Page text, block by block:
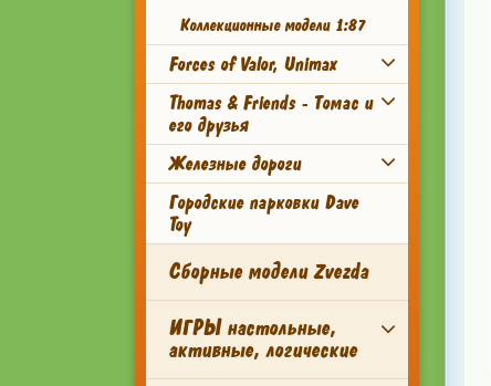
Коллекционные модели 1:87
Forces of Valor, Unimax
Thomas & Friends - Томас и
его друзья
Железные дороги
Городские парковки Dave
Toy
Сборные модели Zvezda
ИГРЫ настольные,
активные, логические